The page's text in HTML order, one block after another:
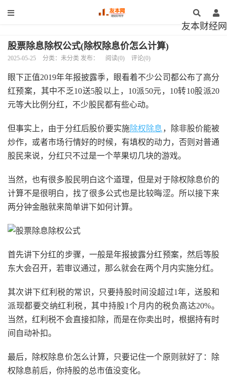
友本财经网
股票除息除权公式(除权除息价怎么计算)
2025-05-25 分类：未分类 发布： 阅读(0) 评论(0)
眼下正值2019年年报披露季，眼看着不少公司都公布了高分
红预案，其中不乏10送5股以上，10派50元，10转10股派20
元等大比例分红，不少股民都有些心动。
但事实上，由于分红后股价要实施除权除息 ，除非股价能被
炒作，或者市场行情好的时候，有填权的动力，否则对普通
股民来说，分红只不过是一个苹果切几块的游戏。
当然，也有很多股民明白这个道理，但是对于除权除息价的
计算不是很明白，找了很多公式也是比较晦涩。所以接下来
两分钟金融就来简单讲下如何计算。
首先讲下分红的步骤，一般是年报披露分红预案，然后等股
东大会召开，若审议通过，那么就会在两个月内实施分红。
其次讲下红利税的常识，只要持股时间没超过1年，送股和
派现都要交纳红利税，其中持股1个月内的税负高达20%。
当然，红利税不会直接扣除，而是在你卖出时，根据持有时
间自动补扣。
最后，除权除息价怎么计算，只要记住一个原则就好了：除
权除息前后，你持股的总市值没变化。